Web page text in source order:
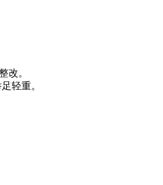
改。
轻重。